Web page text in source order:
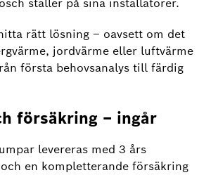
ställer på sina installatörer.
rätt lösning – oavsett om det
jordvärme eller luftvärme
första behovsanalys till färdig
försäkring – ingår
levereras med 3 års
en kompletterande försäkring